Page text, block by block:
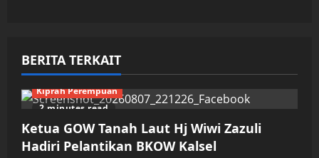
BERITA TERKAIT
2 minutes read
Kiprah Perempuan
Ketua GOW Tanah Laut Hj Wiwi Zazuli
Hadiri Pelantikan BKOW Kalsel